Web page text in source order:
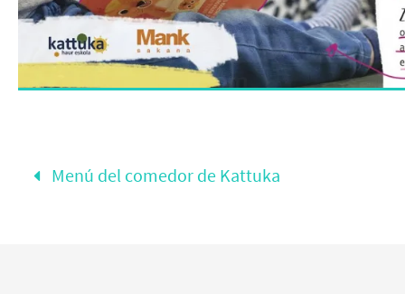
Menú del comedor de Kattuka